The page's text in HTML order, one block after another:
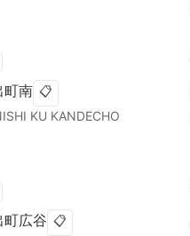
町南 📋
KU KANDECHO
町広谷 📋